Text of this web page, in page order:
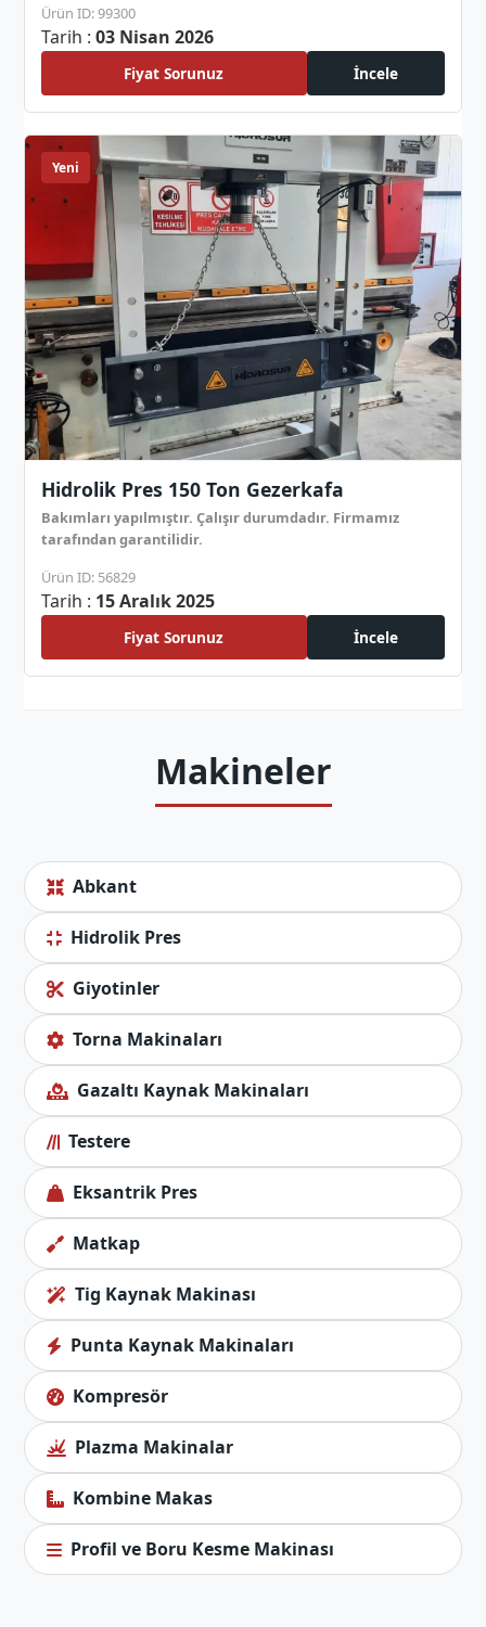
Ürün ID: 99300
Tarih :03 Nisan 2026
Fiyat Sorunuz İncele
Yeni
Hidrolik Pres 150 Ton Gezerkafa
Bakımları yapılmıştır. Çalışır durumdadır. Firmamız
tarafından garantilidir.
Ürün ID: 56829
Tarih : 15 Aralık 2025
Fiyat Sorunuz İncele
Makineler
Abkant
Hidrolik Pres
Giyotinler
Torna Makinaları
Gazaltı Kaynak Makinaları
Testere
Eksantrik Pres
Matkap
Tig Kaynak Makinası
Punta Kaynak Makinaları
Kompresör
Plazma Makinalar
Kombine Makas
Profil ve Boru Kesme Makinası